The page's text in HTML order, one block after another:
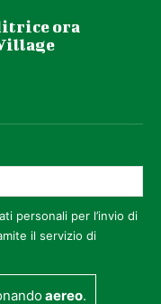
ora
personali per l’invio di
il servizio di
aereo.